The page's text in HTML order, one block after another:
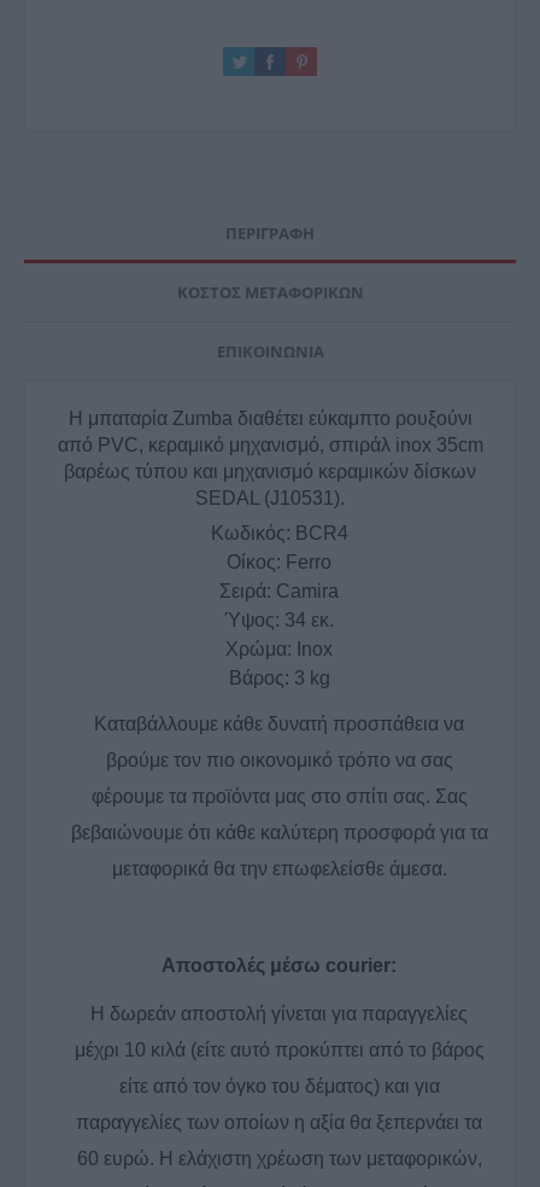
ΠΕΡΙΓΡΑΦΉ
ΚΌΣΤΟΣ ΜΕΤΑΦΟΡΙΚΏΝ
ΕΠΙΚΟΙΝΩΝΊΑ
Η μπαταρία Zumba διαθέτει εύκαμπτο ρουξούνι
από PVC, κεραμικό μηχανισμό, σπιράλ inox 35cm
βαρέως τύπου και μηχανισμό κεραμικών δίσκων
SEDAL (J10531).
Κωδικός: BCR4
Οίκος: Ferro
Σειρά: Camira
Ύψος: 34 εκ.
Χρώμα: Inox
Βάρος: 3 kg
Καταβάλλουμε κάθε δυνατή προσπάθεια να
βρούμε τον πιο οικονομικό τρόπο να σας
φέρουμε τα προϊόντα μας στο σπίτι σας. Σας
βεβαιώνουμε ότι κάθε καλύτερη προσφορά για τα
μεταφορικά θα την επωφελείσθε άμεσα.
Αποστολές μέσω courier:
Η δωρεάν αποστολή γίνεται για παραγγελίες
μέχρι 10 κιλά (είτε αυτό προκύπτει από το βάρος
είτε από τον όγκο του δέματος) και για
παραγγελίες των οποίων η αξία θα ξεπερνάει τα
60 ευρώ. Η ελάχιστη χρέωση των μεταφορικών,